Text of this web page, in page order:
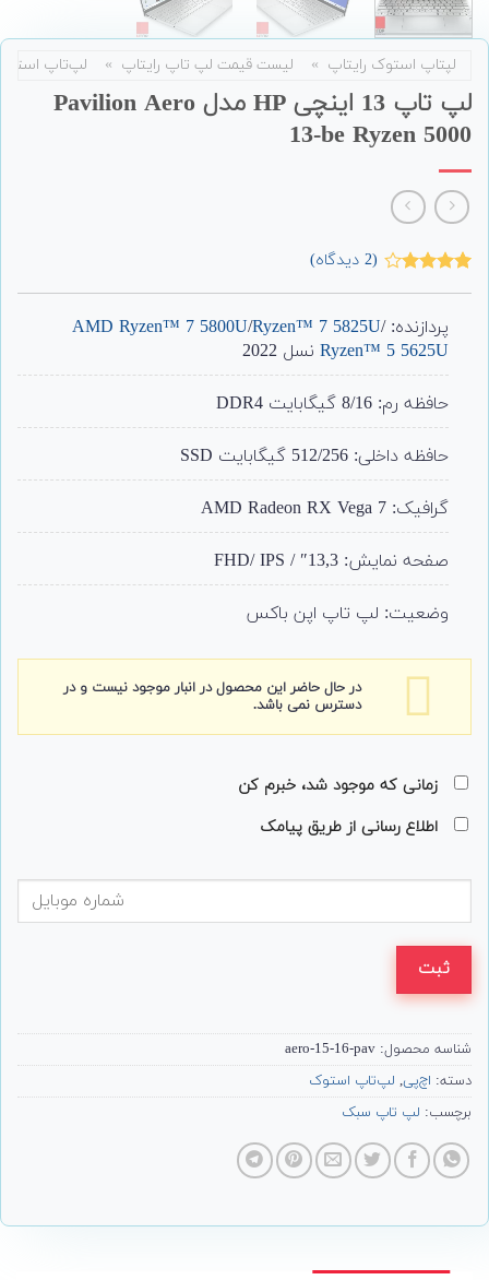
لپتاپ استوک رایتاپ » لیست قیمت لپ تاپ رایتاپ » لپ‌تاپ
لپ تاپ 13 اینچی HP مدل Pavilion Aero
13-be Ryzen 5000
امتیاز
مشتری
(
2دیدگاه)
پردازنده: AMD Ryzen™ 7 5800U/Ryzen™ 7 5825U/
Ryzen™ 5 5625Uنسل 2022
حافظه رم: 8/16 گیگابایت DDR4
حافظه داخلی: 512/256 گیگابایت SSD
گرافیک: AMD Radeon RX Vega 7
صفحه نمایش: 13,3″ / FHD/ IPS
وضعیت: لپ تاپ اپن باکس
در حال حاضر این محصول در انبار موجود نیست و در
دسترس نمی باشد.
زمانی که موجود شد، خبرم کن
اطلاع رسانی از طریق پیامک
ثبت
شناسه محصول: aero-15-16-pav
دسته: اچ‌پی, لپ‌تاپ استوک
برچسب: لپ تاپ سبک